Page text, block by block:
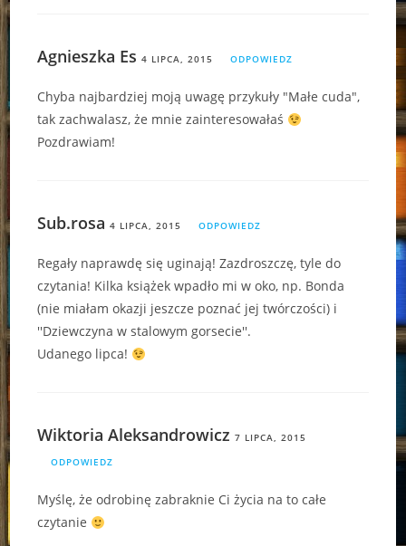
Agnieszka Es 4 LIPCA, 2015 ODPOWIEDZ
Chyba najbardziej moją uwagę przykuły "Małe cuda",
tak zachwalasz, że mnie zainteresowałaś
Pozdrawiam!
Sub.rosa 4 LIPCA, 2015 ODPOWIEDZ
Regały naprawdę się uginają! Zazdroszczę, tyle do
czytania! Kilka książek wpadło mi w oko, np. Bonda
(nie miałam okazji jeszcze poznać jej twórczości) i
''Dziewczyna w stalowym gorsecie''.
Udanego lipca!
Wiktoria Aleksandrowicz 7 LIPCA, 2015
ODPOWIEDZ
Myślę, że odrobinę zabraknie Ci życia na to całe
czytanie